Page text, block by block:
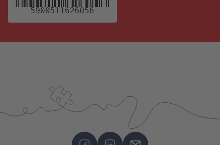
5900511626056